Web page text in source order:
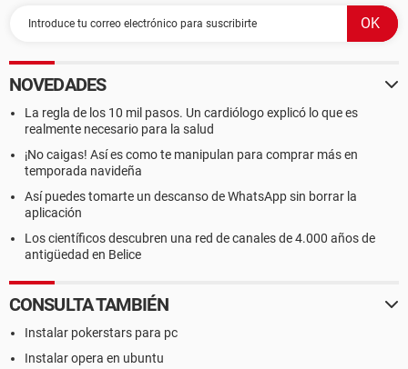
NOVEDADES
La regla de los 10 mil pasos. Un cardiólogo explicó lo que es
realmente necesario para la salud
¡No caigas! Así es como te manipulan para comprar más en
temporada navideña
Así puedes tomarte un descanso de WhatsApp sin borrar la
aplicación
Los científicos descubren una red de canales de 4.000 años de
antigüedad en Belice
CONSULTA TAMBIÉN
Instalar pokerstars para pc
Instalar opera en ubuntu